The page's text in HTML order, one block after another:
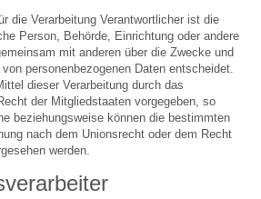
die Verarbeitung Verantwortlicher ist die
Person, Behörde, Einrichtung oder andere
mit anderen über die Zwecke und
personenbezogenen Daten entscheidet.
dieser Verarbeitung durch das
der Mitgliedstaaten vorgegeben, so
beziehungsweise können die bestimmten
nach dem Unionsrecht oder dem Recht
werden.